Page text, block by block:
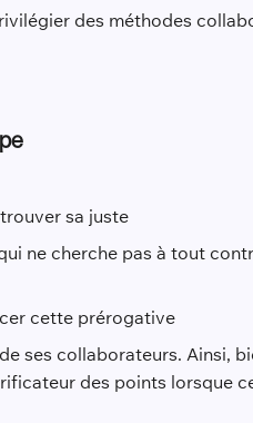
des méthodes
sa juste
ne cherche pas à tout
cette prérogative
ses collaborateurs. Ainsi,
des points lorsque